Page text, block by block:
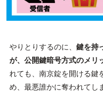
やりとりするのに、 鍵を持
が、公開鍵暗号方式のメリ
れても、南京錠を開ける鍵
め、最悪誰かに奪われてし